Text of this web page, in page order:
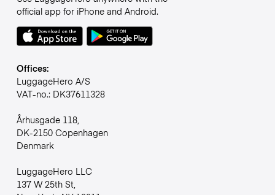
official app for iPhone and Android.
Offices:
LuggageHero A/S
VAT-no.: DK37611328
Århusgade 118,
DK-2150 Copenhagen
Denmark
LuggageHero LLC
137 W 25th St,